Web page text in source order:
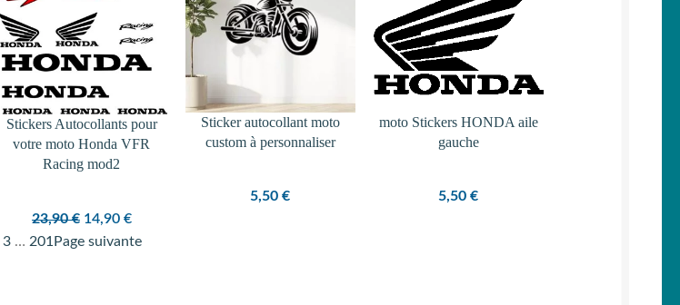
Stickers Autocollants pour
votre moto Honda VFR
Racing mod2
23,90€ Le
prix
14,90 €Le
prix
Sticker autocollant moto
custom à personnaliser
5,50€
moto Stickers HONDA aile
gauche
5,50€
3 … 201 Page suivante